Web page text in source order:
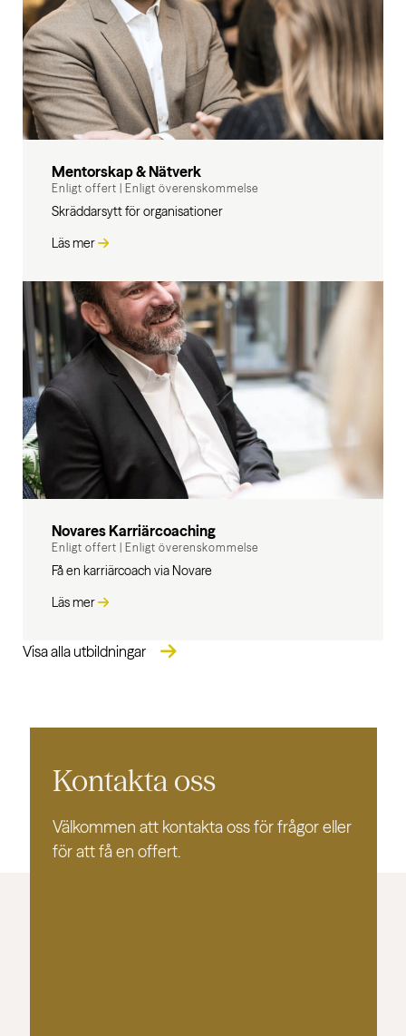
Mentorskap & Nätverk
Enligt offert Enligt överenskommelse
Skräddarsytt för organisationer
Läs mer
Novares Karriärcoaching
Enligt offert Enligt överenskommelse
Få en karriärcoach via Novare
Läs mer
Visa alla utbildningar
Kontakta oss
Välkommen att kontakta oss för frågor eller
för att få en offert.